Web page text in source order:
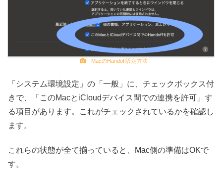
MacのHandoff設定方法
「システム環境設定」の「一般」に、チェックボックス付
きで、「このMacとiCloudデバイス間での連携を許可」す
る項目があります。これがチェックされているかを確認し
ます。
これらの状態が全て揃っていると、Mac側の準備はOKで
す。